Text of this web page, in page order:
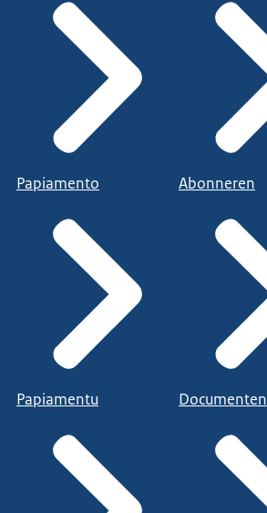
Papiamento
Papiamentu
Abonneren
Documenten